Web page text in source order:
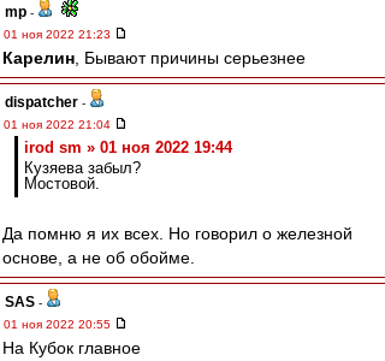
mp -
01 ноя 2022 21:23
Карелин , Бывают причины серьезнее
dispatcher -
01 ноя 2022 21:04
irod sm » 01 ноя 2022 19:44
Кузяева забыл?
Мостовой.
Да помню я их всех. Но говорил о железной
основе, а не об обойме.
SAS -
01 ноя 2022 20:55
На Кубок главное